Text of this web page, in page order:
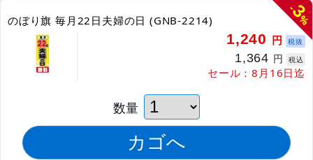
-
3
%
のぼり旗 毎月22日夫婦の日 (GNB-2214)
1,240 円 税抜
1,364 円 税込
セール：8月16日迄
数量